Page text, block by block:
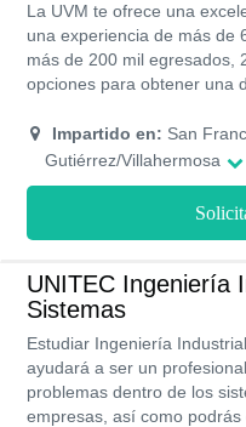
La UVM te ofrece una
una experiencia de más de
más de 200 mil egresados,
opciones para obtener una
de Trabajo UVM y el
por la SEP en todos sus
Impartido en: San
Gutiérrez/Villahermosa
UNITEC Ingeniería
Sistemas
Estudiar Ingeniería
ayudará a ser un
problemas dentro de los
empresas, así como